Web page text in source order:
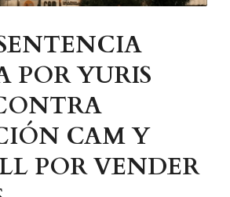
POR YURIS
CAM Y
POR VENDER